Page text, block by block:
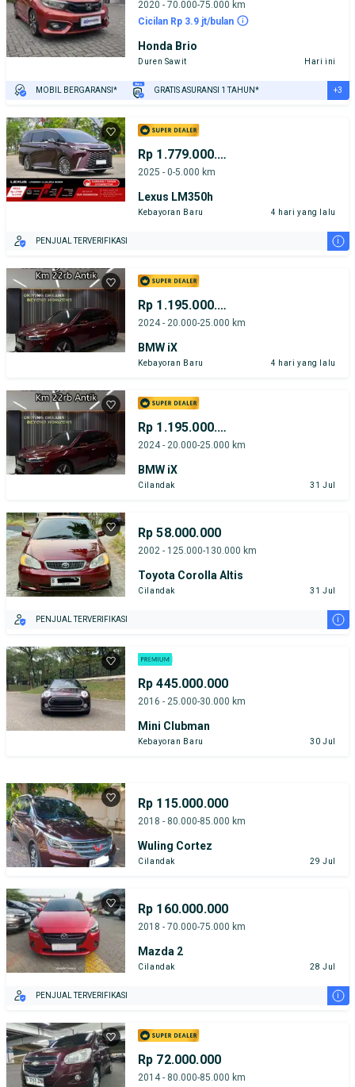
2020 - 70.000-75.000 km
Cicilan Rp 3.9 jt/bulan
Honda Brio
Duren Sawit Hari ini
MOBIL BERGARANSI* GRATIS ASURANSI 1 TAHUN*
PENJUAL TERVERIFIKASI
+3
Rp 1.779.000.000
2025 - 0-5.000 km
Lexus LM350h
Kebayoran Baru 4 hari yang lalu
PENJUAL TERVERIFIKASI i
Rp 1.195.000.000
2024 - 20.000-25.000 km
BMW iX
Kebayoran Baru 4 hari yang lalu
Rp 1.195.000.000
2024 - 20.000-25.000 km
BMW iX
Cilandak 31 Jul
Rp 58.000.000
2002 - 125.000-130.000 km
Toyota Corolla Altis
Cilandak 31 Jul
PENJUAL TERVERIFIKASI i
Rp 445.000.000
2016 - 25.000-30.000 km
Mini Clubman
Kebayoran Baru 30 Jul
Rp 115.000.000
2018 - 80.000-85.000 km
Wuling Cortez
Cilandak 29 Jul
Rp 160.000.000
2018 - 70.000-75.000 km
Mazda 2
Cilandak 28 Jul
PENJUAL TERVERIFIKASI i
Rp 72.000.000
2014 - 80.000-85.000 km